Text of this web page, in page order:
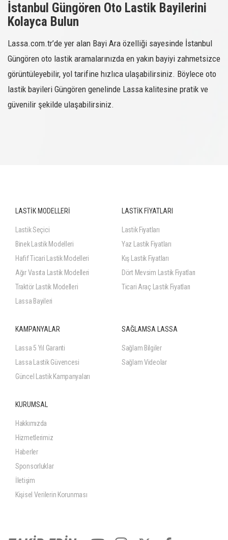
İstanbul Güngören Oto Lastik Bayilerini
Kolayca Bulun
Lassa.com.tr’de yer alan Bayi Ara özelliği sayesinde İstanbul
Güngören oto lastik aramalarınızda en yakın bayiyi zahmetsizce
görüntüleyebilir, yol tarifine hızlıca ulaşabilirsiniz. Böylece oto
lastik bayileri Güngören genelinde Lassa kalitesine pratik ve
güvenilir şekilde ulaşabilirsiniz.
LASTİK MODELLERİ
Lastik Seçici
Binek Lastik Modelleri
Hafif Ticari Lastik Modelleri
Ağır Vasıta Lastik Modelleri
Traktör Lastik Modelleri
Lassa Bayileri
LASTİK FİYATLARI
Lastik Fiyatları
Yaz Lastik Fiyatları
Kış Lastik Fiyatları
Dört Mevsim Lastik Fiyatları
Ticari Araç Lastik Fiyatları
KAMPANYALAR
Lassa 5 Yıl Garanti
Lassa Lastik Güvencesi
Güncel Lastik Kampanyaları
SAĞLAMSA LASSA
Sağlam Bilgiler
Sağlam Videolar
KURUMSAL
Hakkımızda
Hizmetlerimiz
Haberler
Sponsorluklar
İletişim
Kişisel Verilerin Korunması